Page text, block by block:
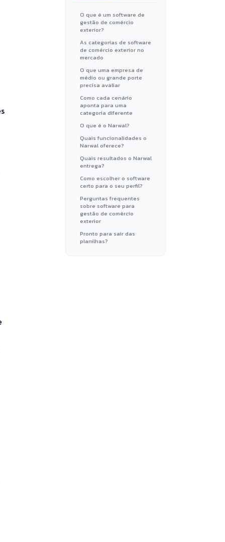
O que é um software de
gestão de comércio
exterior?
As categorias de software
de comércio exterior no
mercado
O que uma empresa de
médio ou grande porte
precisa avaliar
Como cada cenário
aponta para uma
categoria diferente
O que é o Narwal?
Quais funcionalidades o
Narwal oferece?
Quais resultados o Narwal
entrega?
Como escolher o software
certo para o seu perfil?
Perguntas frequentes
sobre software para
gestão de comércio
exterior
Pronto para sair das
planilhas?